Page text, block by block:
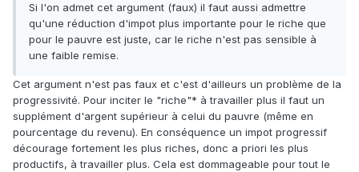
Si l'on admet cet argument (faux) il faut aussi admettre
qu'une réduction d'impot plus importante pour le riche que
pour le pauvre est juste, car le riche n'est pas sensible à
une faible remise.
Cet argument n'est pas faux et c'est d'ailleurs un problème de la
progressivité. Pour inciter le "riche"* à travailler plus il faut un
supplément d'argent supérieur à celui du pauvre (même en
pourcentage du revenu). En conséquence un impot progressif
décourage fortement les plus riches, donc a priori les plus
productifs, à travailler plus. Cela est dommageable pour tout le